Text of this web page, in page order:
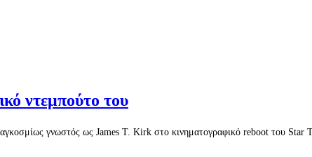
ντεμπούτο του
γνωστός ως James T. Kirk στο κινηματογραφικό reboot του Star